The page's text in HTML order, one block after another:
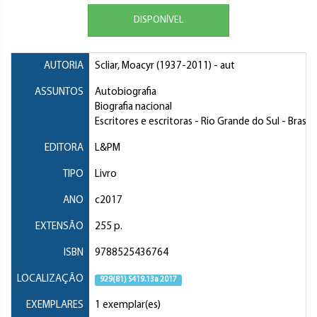
DISPONÍVEL
AUTORIA Scliar, Moacyr (1937-2011) - aut
ASSUNTOS
Autobiografia
Biografia nacional
Escritores e escritoras - Rio Grande do Sul - Brasil
EDITORA L&PM
TIPO Livro
ANO c2017
EXTENSÃO 255 p.
ISBN 9788525436764
LOCALIZAÇÃO 929(81) S419.13a 2017
EXEMPLARES 1 exemplar(es)